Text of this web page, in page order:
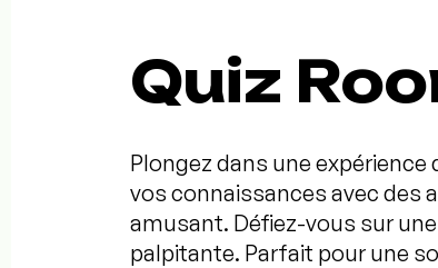
Quiz
Plongez dans une expérience
vos connaissances avec des
amusant. Défiez-vous sur
palpitante. Parfait pour une